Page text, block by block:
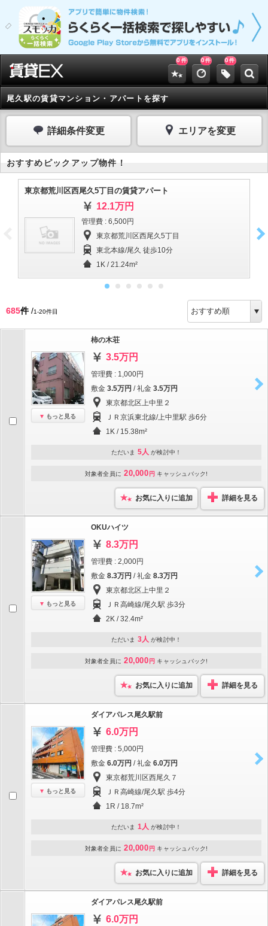
0 件 0件 0件
尾久駅の賃貸マンション・アパートを探す
詳細条件変更 エリアを変更
おすすめピックアップ物件！
東京都荒川区西尾久5丁目の賃貸アパート
12.1万円
管理費 : 6,500円
東京都荒川区西尾久5丁目
東北本線/尾久 徒歩10分
1K / 21.24m²
685件/1-20件目
もっと見る
柿の木荘
3.5万円
管理費 : 1,000円
敷金 3.5万円 / 礼金 3.5万円
東京都北区上中里２
ＪＲ京浜東北線/上中里駅 歩6分
1K / 15.38m²
ただいま 5人 が検討中！
対象者全員に 20,000 円 キャッシュバック!
お気に入りに追加 詳細を見る
もっと見る
OKUハイツ
8.3万円
管理費 : 2,000円
敷金 8.3万円 / 礼金 8.3万円
東京都北区上中里２
ＪＲ高崎線/尾久駅 歩3分
2K / 32.4m²
ただいま 3人 が検討中！
対象者全員に 20,000 円 キャッシュバック!
お気に入りに追加 詳細を見る
もっと見る
ダイアパレス尾久駅前
6.0万円
管理費 : 5,000円
敷金 6.0万円 / 礼金 6.0万円
東京都荒川区西尾久７
ＪＲ高崎線/尾久駅 歩4分
1R / 18.7m²
ただいま 1人 が検討中！
対象者全員に 20,000 円 キャッシュバック!
お気に入りに追加 詳細を見る
ダイアパレス尾久駅前
6.0万円